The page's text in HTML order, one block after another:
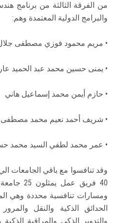
من الفرقة الثالثة من برنامج
والبرامج الدولية المعتمدة وهم:
• مريم محمود فوزي مصطفى
• يمنى حسين محمد عبد الحميد
• حازم أيمن محمد إسماعيل هاني
• شريف أحمد نعيم محمد مصطفى
• عمر محمد لطفي السيد محمد
وقد تنافسوا مع باقي الجامعات
40 فريق
ومسارات تنافسية محددة وهي
الحدائق الذكية والنقل
والتدوير الذكي والمراقبة الذكية